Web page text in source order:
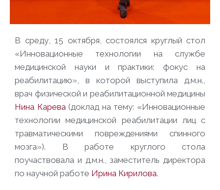
В среду, 15 октября, состоялся круглый стол
«Инновационные технологии на службе
медицинской науки и практики: фокус на
реабилитацию», в которой выступила д.м.н.,
врач физической и реабилитационной медицины
Нина Карева(доклад на тему: «Инновационные
технологии медицинской реабилитации лиц с
травматическими повреждениями спинного
мозга»). В работе круглого стола
поучаствовала и д.м.н., заместитель директора
по научной работе Ирина Кирилова.